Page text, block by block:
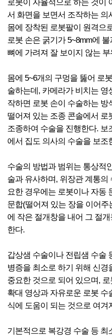
로봇이 자율적으로 하는 것이
서 화면을 보면서 조작하는 의
몸에 장착된 로봇팔이 원격으
로봇 손은 굵기가 5~8mm에
뼈에 가려져 잘 보이지 않는
몸에 5~6개의 구멍을 뚫어 로
술하는데, 카메라가 비치는
작하면 로봇 손이 수술하는 방
떨어져 있는 조종 콘솔에서
조종하여 수술을 진행한다.
에서 집도 의사의 수술을 보조
수술의 방법과 범위는 통상적
술과 유사하며, 위장관 계통의
요한 경우에는 로봇이나 자동
문합(떨어져 있는 장을 이어
에 작은 절개창을 내어 그 절
한다.
갑상샘 수술이나 전립샘 수술
병증을 최소로 하기 위해 신경
중요한 것으로 되어 있으며,
확대 영상과 자유로운 로봇
식에 도움이 되는 것으로 여겨
기본적으로 복강경 수술 등 최